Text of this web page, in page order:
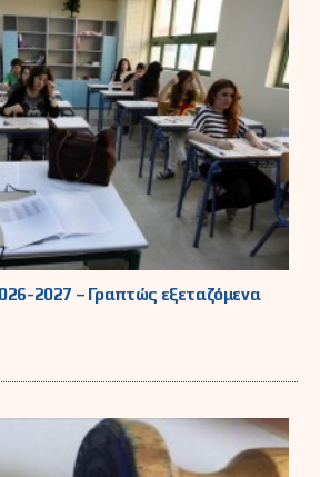
2027 – Γραπτώς εξεταζόμενα